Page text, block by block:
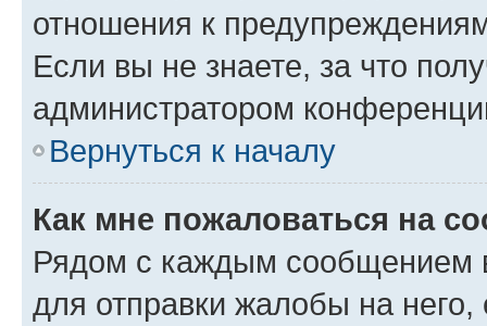
отношения к
Если вы не знаете, за что
администратором
Вернуться к началу
Как мне пожаловаться на
Рядом с каждым сообщением
для отправки жалобы на